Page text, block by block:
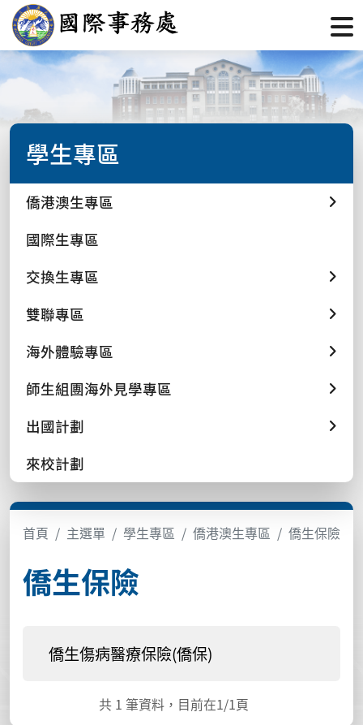
學生專區
僑港澳生專區
國際生專區
交換生專區
雙聯專區
海外體驗專區
師生組團海外見學專區
出國計劃
來校計劃
首頁 主選單 學生專區 僑港澳生專區 僑生保險
僑生保險
僑生傷病醫療保險(僑保)
共 1 筆資料，目前在1/1頁